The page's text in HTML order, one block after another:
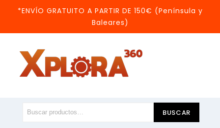
*ENVÍO GRATUITO A PARTIR DE 150€ (Península y
Baleares)
BUSCAR